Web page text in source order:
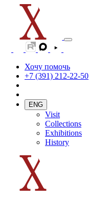
Хочу помочь
+7 (391) 212-22-50
ENG
Visit
Collections
Exhibitions
History